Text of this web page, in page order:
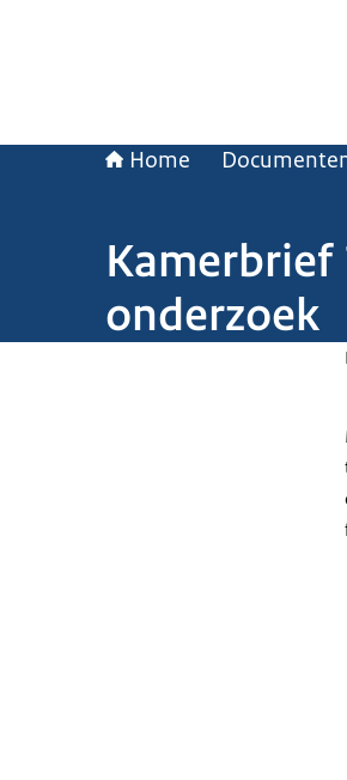
Home
onderzoek